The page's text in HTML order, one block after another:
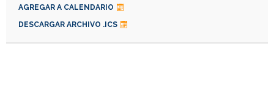
AGREGAR A CALENDARIO
DESCARGAR ARCHIVO .ICS